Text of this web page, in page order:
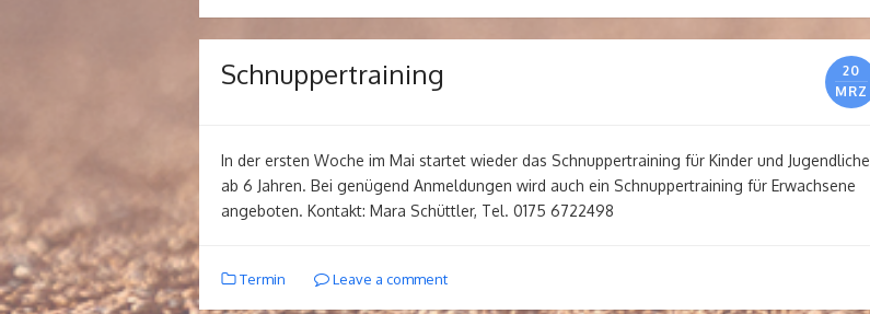
Schnuppertraining
20
MRZ
In der ersten Woche im Mai startet wieder das Schnuppertraining für Kinder und Jugendliche
ab 6 Jahren. Bei genügend Anmeldungen wird auch ein Schnuppertraining für Erwachsene
angeboten. Kontakt: Mara Schüttler, Tel. 0175 6722498
Termin Leave a comment